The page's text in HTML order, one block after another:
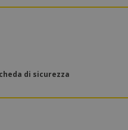
di sicurezza